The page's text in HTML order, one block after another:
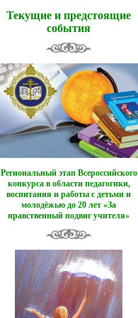
Текущие и предстоящие
события
Региональный этап Всероссийского
конкурса в области педагогики,
воспитания и работы с детьми и
молодёжью до 20 лет «За
нравственный подвиг учителя»